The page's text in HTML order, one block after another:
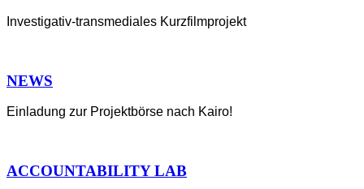
Investigativ-transmediales Kurzfilmprojekt
NEWS
Einladung zur Projektbörse nach Kairo!
ACCOUNTABILITY LAB